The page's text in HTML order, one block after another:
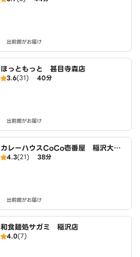
出前館がお届け
ほっともっと 甚目寺森店
3.6(31) 40分
出前館がお届け
カレーハウスCoCo壱番屋 稲沢大矢
店（SD）
4.3(21) 38分
出前館がお届け
和食麺処サガミ 稲沢店
4.0(7)